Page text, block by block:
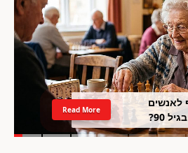
לאנשים
90?
Read More